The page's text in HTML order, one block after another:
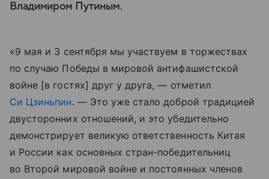
Владимиром Путиным.
«9 мая и 3 сентября мы участвуем в торжествах
по случаю Победы в мировой антифашистской
войне [в гостях] друг у друга, — отметил
Си Цзиньпин. — Это уже стало доброй традицией
двусторонних отношений, и это убедительно
демонстрирует великую ответственность Китая
и России как основных стран-победительниц
во Второй мировой войне и постоянных членов